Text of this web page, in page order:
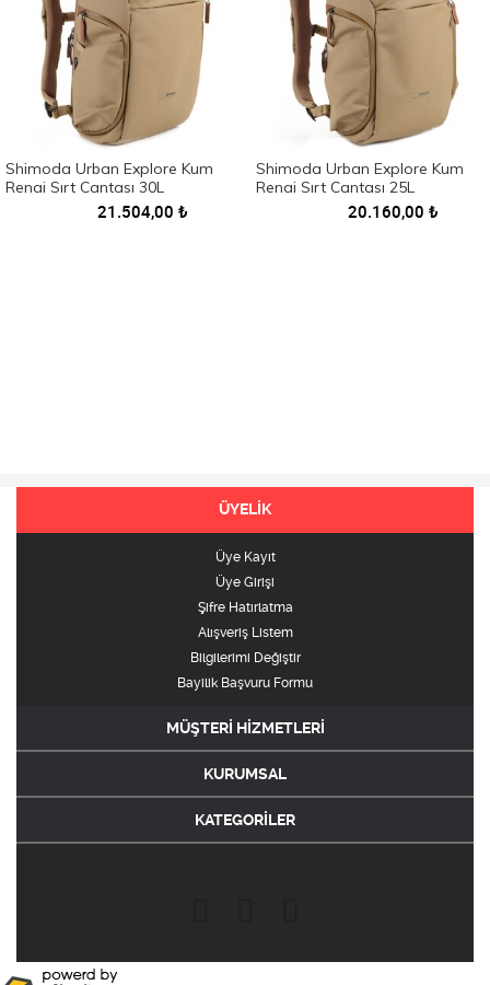
Shimoda Urban Explore Kum
Rengi Sırt Çantası 30L
21.504,00 ₺
Shimoda Urban Explore Kum
Rengi Sırt Çantası 25L
20.160,00 ₺
ÜYELİK
Üye Kayıt
Üye Girişi
Şifre Hatırlatma
Alışveriş Listem
Bilgilerimi Değiştir
Bayilik Başvuru Formu
MÜŞTERİ HİZMETLERİ
KURUMSAL
KATEGORİLER